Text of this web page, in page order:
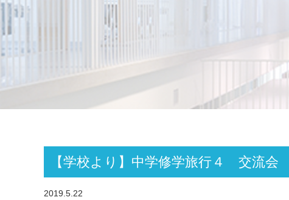
【学校より】中学修学旅行４ 交流会
2019.5.22